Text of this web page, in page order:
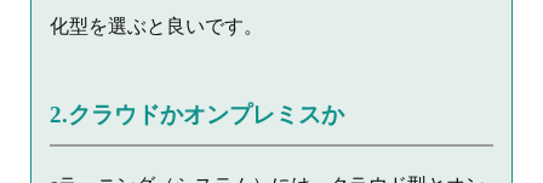
化型を選ぶと良いです。
2.クラウドかオンプレミスか